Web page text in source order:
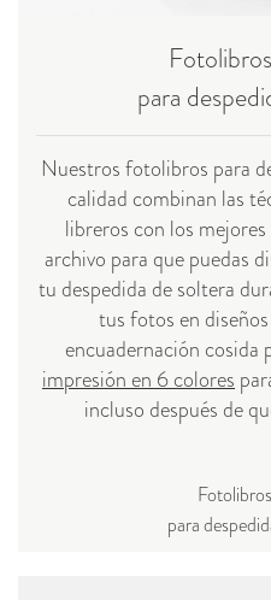
para
Nuestros fotolibros para
calidad combinan las
libreros con los
archivo para que puedas
tu despedida de soltera
tus fotos en
encuadernación cosida
impresión en 6 colores
incluso después de
para